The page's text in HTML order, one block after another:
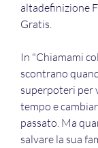
altadefinizione
Gratis.
In "Chiamami
scontrano
superpoteri per
tempo e
passato. Ma
salvare la sua